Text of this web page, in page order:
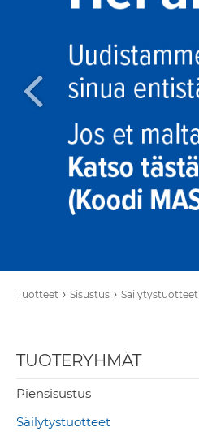
Tuotteet › Sisustus › Säilytystuotteet
TUOTERYHMÄT
Piensisustus
Säilytystuotteet